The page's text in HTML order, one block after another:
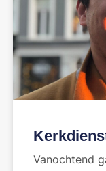
Vanochtend